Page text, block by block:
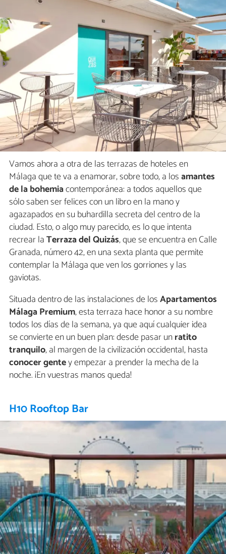
Vamos ahora a otra de las terrazas de hoteles en
Málaga que te va a enamorar, sobre todo, a losamantes
de la bohemiacontemporánea: a todos aquellos que
sólo saben ser felices con un libro en la mano y
agazapados en su buhardilla secreta del centro de la
ciudad. Esto, o algo muy parecido, es lo que intenta
recrear laTerraza del Quizás, que se encuentra en Calle
Granada, número 42, en una sexta planta que permite
contemplar la Málaga que ven los gorriones y las
gaviotas.
Situada dentro de las instalaciones de losApartamentos
Málaga Premium, esta terraza hace honor a su nombre
todos los días de la semana, ya que aquí cualquier idea
se convierte en un buen plan: desde pasar unratito
tranquilo, al margen de la civilización occidental, hasta
conocer gentey empezar a prender la mecha de la
noche. ¡En vuestras manos queda!
H10 Rooftop Bar